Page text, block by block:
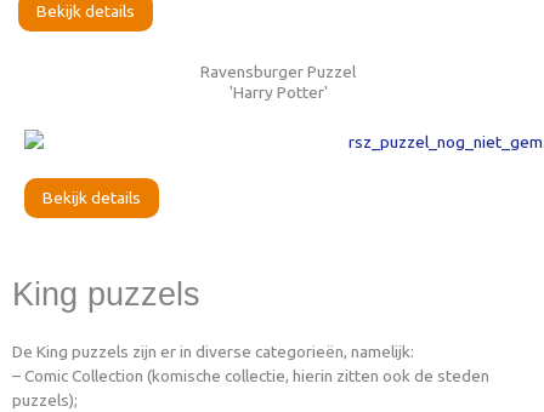
Bekijk details
Ravensburger Puzzel
'Harry Potter'
Bekijk details
King puzzels
De King puzzels zijn er in diverse categorieën, namelijk:
– Comic Collection (komische collectie, hierin zitten ook de steden
puzzels);